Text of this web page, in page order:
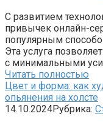
С развитием
привычек онлайн-
популярным
Эта услуга
с минимальными
Читать полностью
Цвет и форма: как
опьянения на холсте
14.10.2024Рубрика: